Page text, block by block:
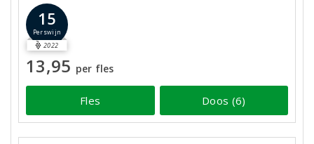
15
Perswijn
2022
13,95 per fles
Fles Doos (6)